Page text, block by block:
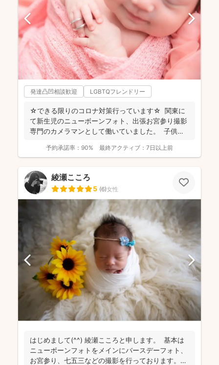
発達凸凹相談歓迎 LGBTQフレンドリー
☆できる限りのコロナ対策行っています☆ 関東に
て新生児のニューボーンフォト、出張お宮参り撮影
専門のカメラマンとして働いていました。 子供写
予約承諾率： 90% 最終アクティブ： 7日以上前
綾瀬こころ
5 (6)女性
はじめまして(^^) 綾瀬こころと申します。 基本は
ニューボーンフォトをメインにバースデーフォト、
お宮参り、七五三などの撮影を行っております。